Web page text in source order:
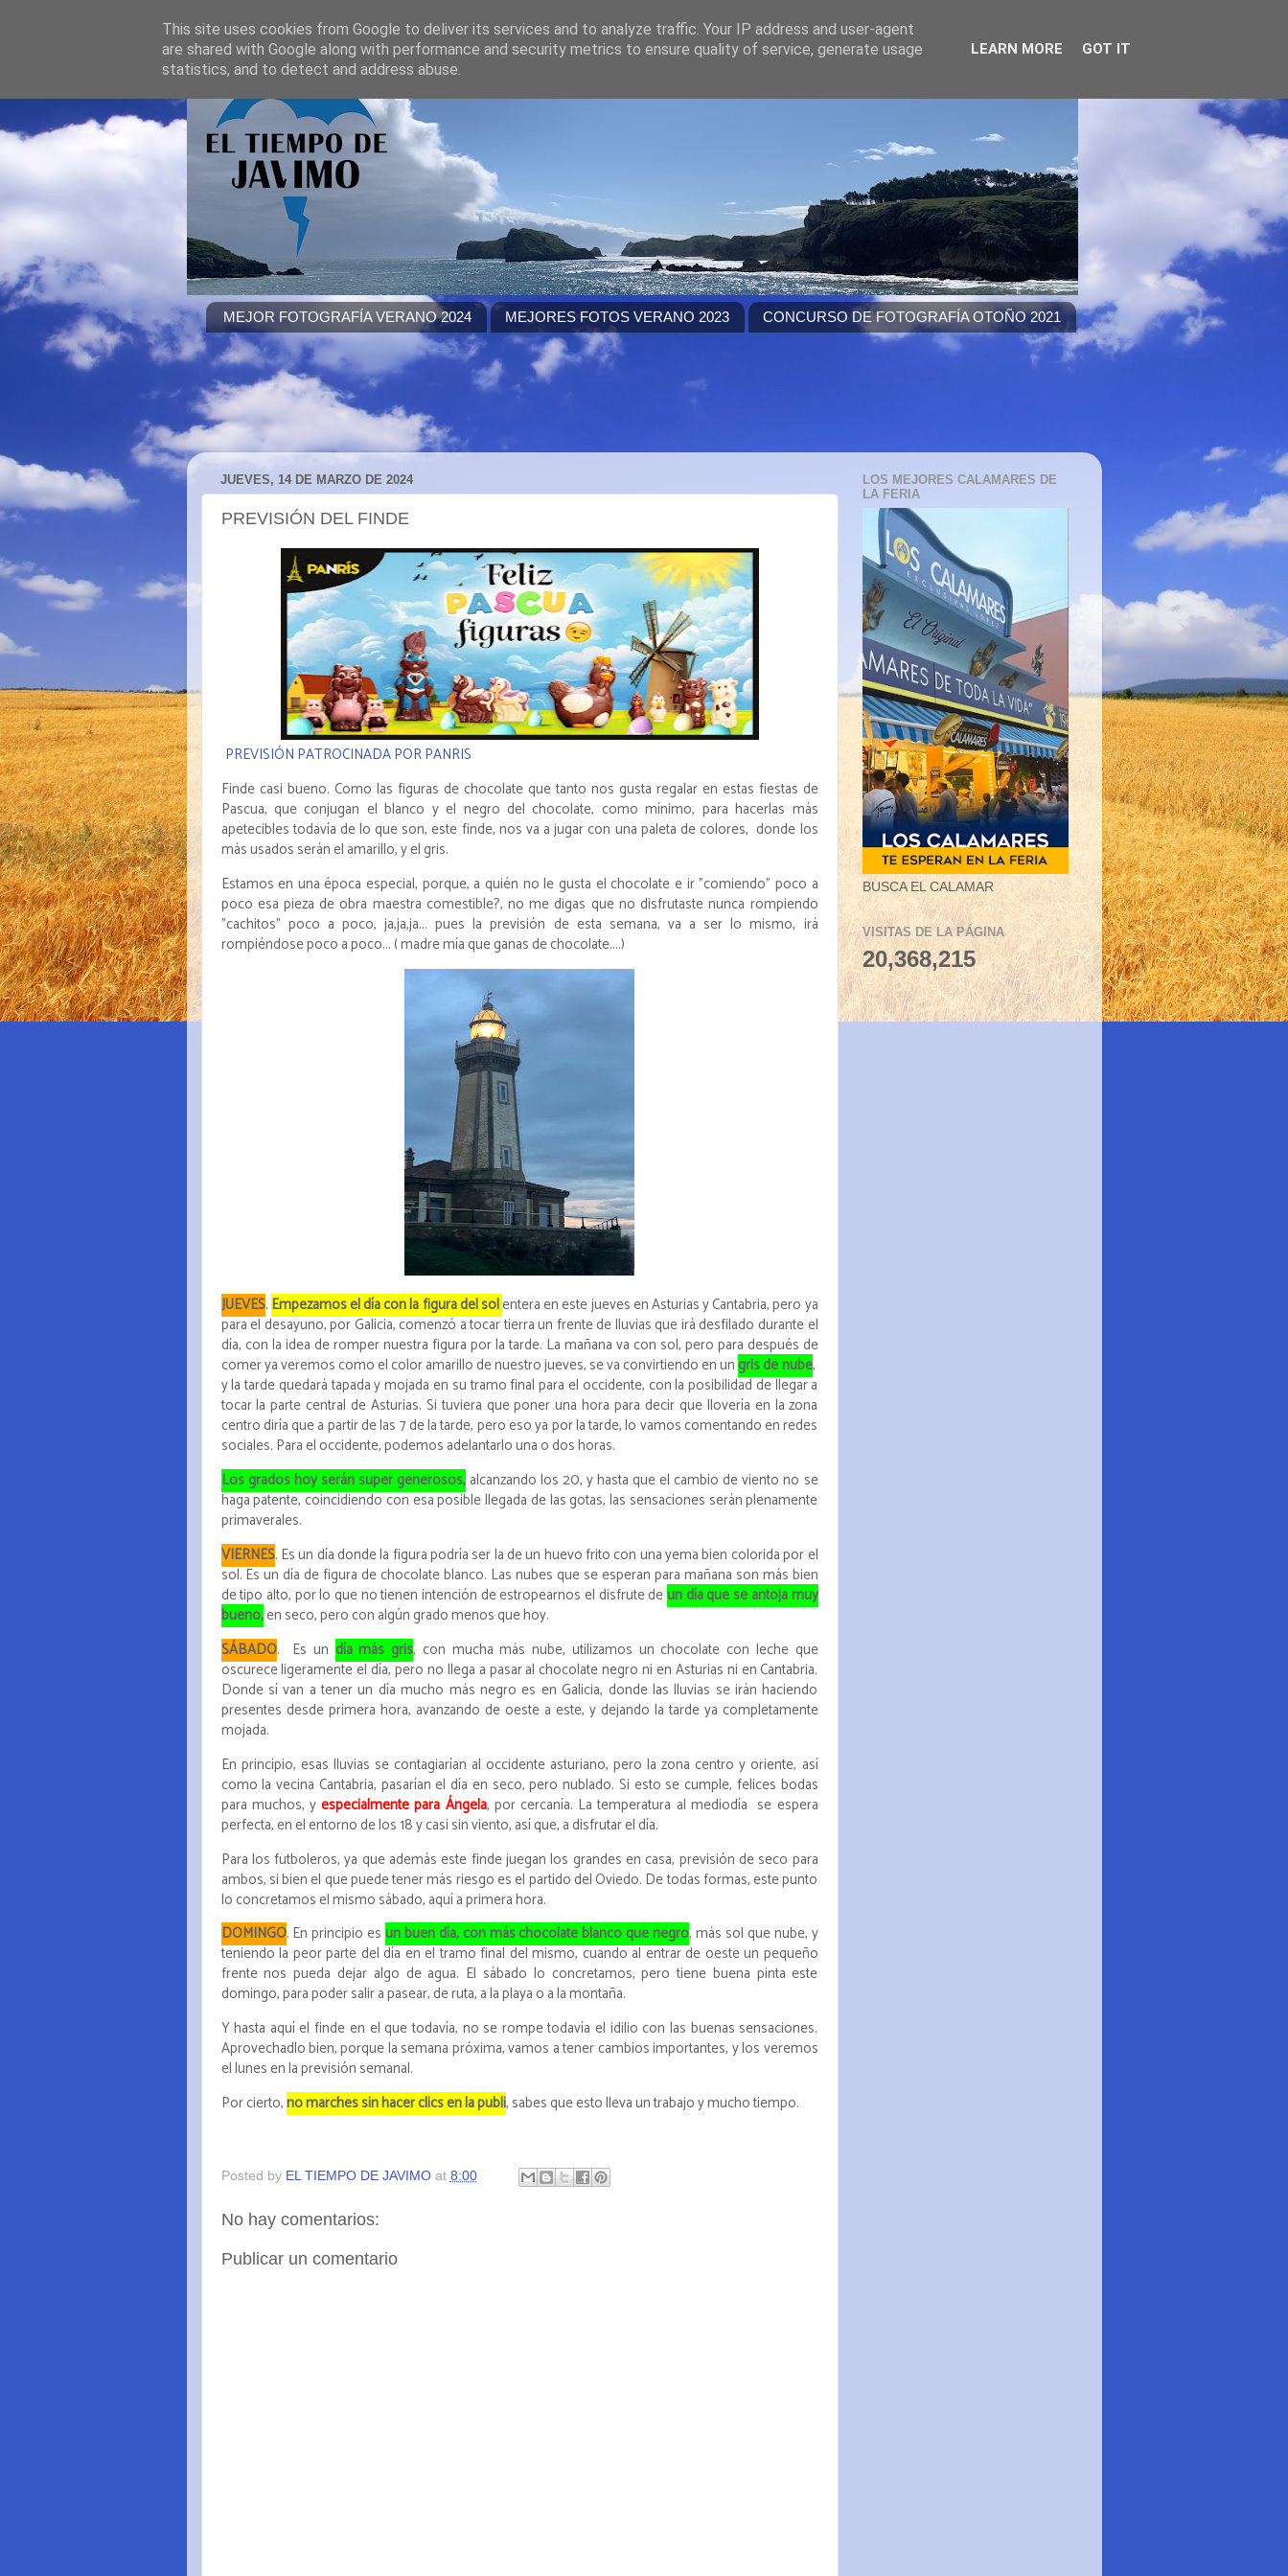
MEJOR FOTOGRAFÍA VERANO 2024 MEJORES FOTOS VERANO 2023 CONCURSO DE FOTOGRAFÍA OTOÑO 2021
JUEVES, 14 DE MARZO DE 2024
PREVISIÓN DEL FINDE
PREVISIÓN PATROCINADA POR PANRIS
Finde casi bueno. Como las figuras de chocolate que tanto nos gusta regalar en estas fiestas de
Pascua, que conjugan el blanco y el negro del chocolate, como mínimo, para hacerlas más
apetecibles todavía de lo que son, este finde, nos va a jugar con una paleta de colores, donde los
más usados serán el amarillo, y el gris.
Estamos en una época especial, porque, a quién no le gusta el chocolate e ir "comiendo" poco a
poco esa pieza de obra maestra comestible?, no me digas que no disfrutaste nunca rompiendo
"cachitos" poco a poco, ja,ja,ja... pues la previsión de esta semana, va a ser lo mismo, irá
rompiéndose poco a poco... ( madre mía que ganas de chocolate....)
JUEVES. Empezamos el día con la figura del solentera en este jueves en Asturias y Cantabria, pero ya
para el desayuno, por Galicia, comenzó a tocar tierra un frente de lluvias que irá desfilado durante el
día, con la idea de romper nuestra figura por la tarde. La mañana va con sol, pero para después de
comer ya veremos como el color amarillo de nuestro jueves, se va convirtiendo en ungris de nube,
y la tarde quedará tapada y mojada en su tramo final para el occidente, con la posibilidad de llegar a
tocar la parte central de Asturias. Si tuviera que poner una hora para decir que llovería en la zona
centro diría que a partir de las 7 de la tarde, pero eso ya por la tarde, lo vamos comentando en redes
sociales. Para el occidente, podemos adelantarlo una o dos horas.
Los grados hoy serán super generosos,alcanzando los 20, y hasta que el cambio de viento no se
haga patente, coincidiendo con esa posible llegada de las gotas, las sensaciones serán plenamente
primaverales.
VIERNES. Es un día donde la figura podría ser la de un huevo frito con una yema bien colorida por el
sol. Es un día de figura de chocolate blanco. Las nubes que se esperan para mañana son más bien
de tipo alto, por lo que no tienen intención de estropearnos el disfrute deun día que se antoja muy
bueno,en seco, pero con algún grado menos que hoy.
SÁBADO. Es un día más gris, con mucha más nube, utilizamos un chocolate con leche que
oscurece ligeramente el día, pero no llega a pasar al chocolate negro ni en Asturias ni en Cantabria.
Donde sí van a tener un día mucho más negro es en Galicia, donde las lluvias se irán haciendo
presentes desde primera hora, avanzando de oeste a este, y dejando la tarde ya completamente
mojada.
En principio, esas lluvias se contagiarían al occidente asturiano, pero la zona centro y oriente, así
como la vecina Cantabria, pasarían el día en seco, pero nublado. Si esto se cumple, felices bodas
para muchos, yespecialmente para Ángela, por cercanía. La temperatura al mediodía se espera
perfecta, en el entorno de los 18 y casi sin viento, así que, a disfrutar el día.
Para los futboleros, ya que además este finde juegan los grandes en casa, previsión de seco para
ambos, si bien el que puede tener más riesgo es el partido del Oviedo. De todas formas, este punto
lo concretamos el mismo sábado, aquí a primera hora.
DOMINGO. En principio esun buen día, con más chocolate blanco que negro, más sol que nube, y
teniendo la peor parte del día en el tramo final del mismo, cuando al entrar de oeste un pequeño
frente nos pueda dejar algo de agua. El sábado lo concretamos, pero tiene buena pinta este
domingo, para poder salir a pasear, de ruta, a la playa o a la montaña.
Y hasta aquí el finde en el que todavía, no se rompe todavía el idilio con las buenas sensaciones.
Aprovechadlo bien, porque la semana próxima, vamos a tener cambios importantes, y los veremos
el lunes en la previsión semanal.
Por cierto,no marches sin hacer clics en la publi, sabes que esto lleva un trabajo y mucho tiempo.
Posted by EL TIEMPO DE JAVIMO at 8:00
No hay comentarios:
Publicar un comentario
LOS MEJORES CALAMARES DE
LA FERIA
BUSCA EL CALAMAR
VISITAS DE LA PÁGINA
20,368,215
This site uses cookies from Google to deliver its services and to analyze traffic. Your IP address and user-agent
are shared with Google along with performance and security metrics to ensure quality of service, generate usage
statistics, and to detect and address abuse.
LEARN MORE GOT IT